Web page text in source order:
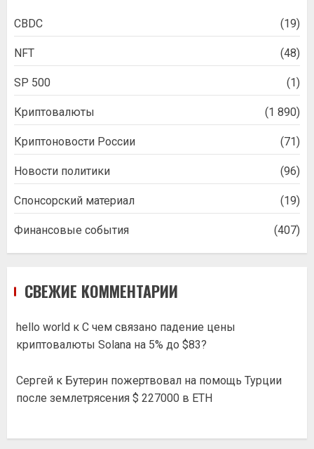
CBDC (19)
NFT (48)
SP 500 (1)
Криптовалюты (1 890)
Криптоновости России (71)
Новости политики (96)
Спонсорский материал (19)
Финансовые события (407)
СВЕЖИЕ КОММЕНТАРИИ
hello world к С чем связано падение цены
криптовалюты Solana на 5% до $83?
Сергей к Бутерин пожертвовал на помощь Турции
после землетрясения $ 227000 в ETH